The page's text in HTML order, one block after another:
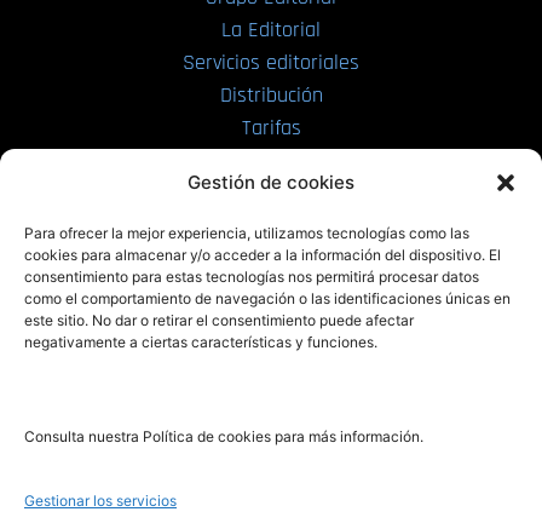
Gestión de cookies
Para ofrecer la mejor experiencia, utilizamos tecnologías como las
cookies para almacenar y/o acceder a la información del dispositivo. El
consentimiento para estas tecnologías nos permitirá procesar datos
como el comportamiento de navegación o las identificaciones únicas en
este sitio. No dar o retirar el consentimiento puede afectar
negativamente a ciertas características y funciones.
Consulta nuestra Política de cookies para más información.
Gestionar los servicios
La Editorial
Servicios editoriales
Distribución
Tarifas
PRL | Films
PRL | Play
PRL | LAB
Noticias